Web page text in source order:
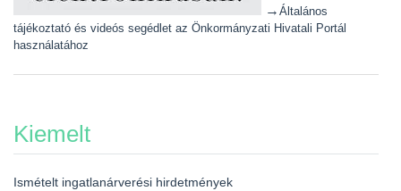
→ Általános
tájékoztató és videós segédlet az Önkormányzati Hivatali Portál
használatához
Kiemelt
Ismételt ingatlanárverési hirdetmények